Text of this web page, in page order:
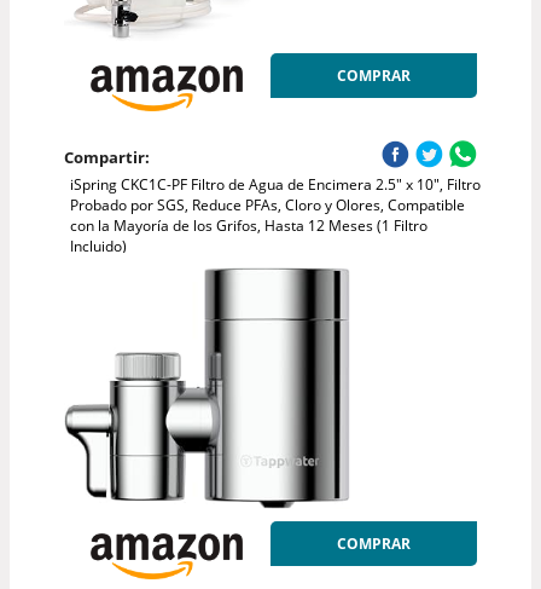
COMPRAR
Compartir:
iSpring CKC1C-PF Filtro de Agua de Encimera 2.5" x 10", Filtro
Probado por SGS, Reduce PFAs, Cloro y Olores, Compatible
con la Mayoría de los Grifos, Hasta 12 Meses (1 Filtro
Incluido)
COMPRAR